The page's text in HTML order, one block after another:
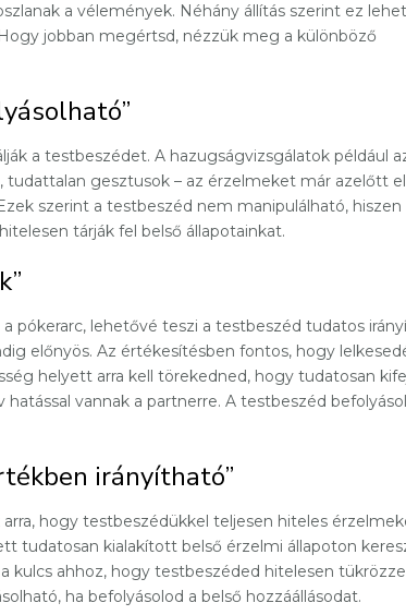
a vélemények. Néhány állítás szerint ez
jobban megértsd, nézzük meg a különböző
a testbeszédet. A hazugságvizsgálatok például
gesztusok – az érzelmeket már azelőtt
szerint a testbeszéd nem manipulálható, hiszen
tárják fel belső állapotainkat.
pókerarc, lehetővé teszi a testbeszéd tudatos
előnyös. Az értékesítésben fontos, hogy
helyett arra kell törekedned, hogy tudatosan
vannak a partnerre. A testbeszéd
irányítható”
arra, hogy testbeszédükkel teljesen hiteles
tudatosan kialakított belső érzelmi állapoton
kulcs ahhoz, hogy testbeszéded hitelesen
ha befolyásolod a belső hozzáállásodat.